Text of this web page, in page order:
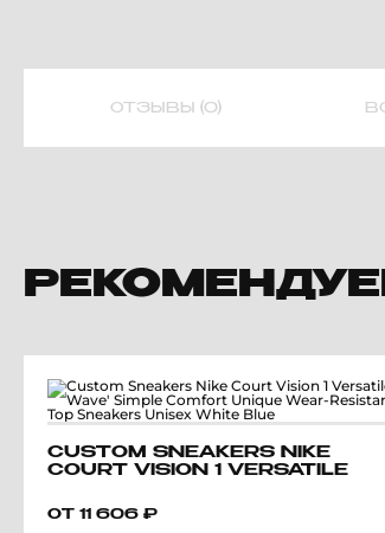
ОТЗЫВЫ (0)
CUSTOM SNEAKERS NIKE
COURT VISION 1 VERSATILE
COMFORT UNIQUE WEAR-
RESISTANT ANTI-SLIP LOW-
ОТ 11 606 ₽